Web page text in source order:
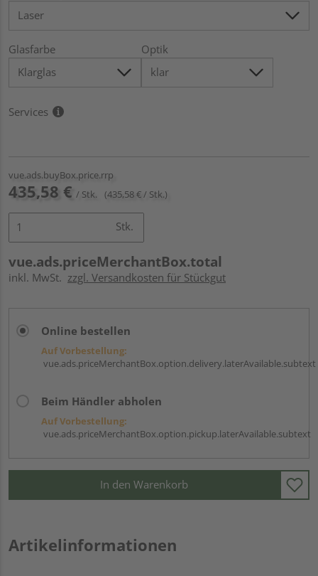
Glasfarbe Optik
Services
vue.ads.buyBox.price.rrp
435,58 € / Stk. (435,58 € / Stk.)
Stk.
vue.ads.priceMerchantBox.total
inkl. MwSt. zzgl. Versandkosten für Stückgut
Online bestellen
Auf Vorbestellung:
vue.ads.priceMerchantBox.option.delivery.laterAvailable.subtext
Beim Händler abholen
Auf Vorbestellung:
vue.ads.priceMerchantBox.option.pickup.laterAvailable.subtext
In den Warenkorb
Artikelinformationen